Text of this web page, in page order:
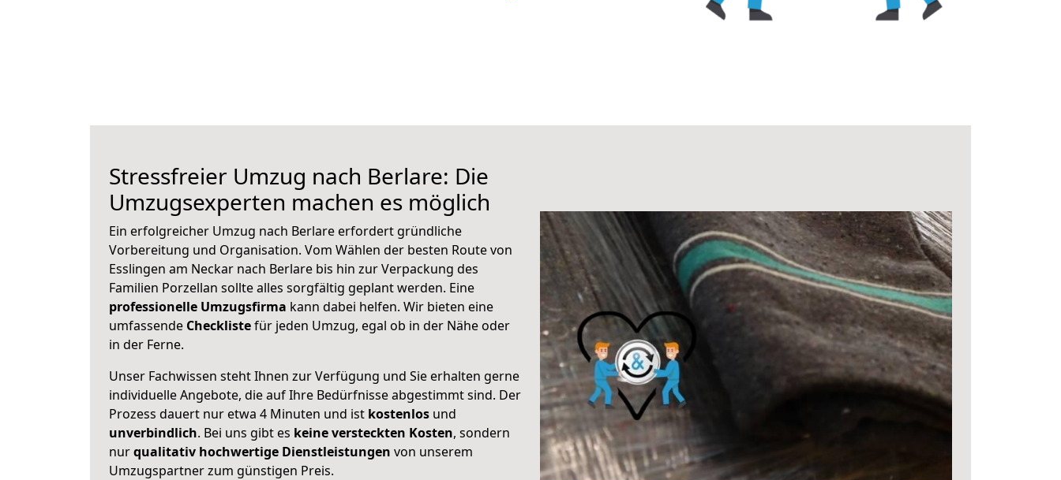
Stressfreier Umzug nach Berlare: Die
Umzugsexperten machen es möglich
Ein erfolgreicher Umzug nach Berlare erfordert gründliche
Vorbereitung und Organisation. Vom Wählen der besten Route von
Esslingen am Neckar nach Berlare bis hin zur Verpackung des
Familien Porzellan sollte alles sorgfältig geplant werden. Eine
professionelle Umzugsfirma kann dabei helfen. Wir bieten eine
umfassende Checklistefür jeden Umzug, egal ob in der Nähe oder
in der Ferne.
Unser Fachwissen steht Ihnen zur Verfügung und Sie erhalten gerne
individuelle Angebote, die auf Ihre Bedürfnisse abgestimmt sind. Der
Prozess dauert nur etwa 4 Minuten und ist kostenlos und
unverbindlich. Bei uns gibt es keine versteckten Kosten, sondern
nurqualitativ hochwertige Dienstleistungen von unserem
Umzugspartner zum günstigen Preis.